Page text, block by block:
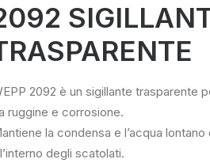
2092 è un sigillante trasparente
ruggine e corrosione.
la condensa e l’acqua
degli scatolati.